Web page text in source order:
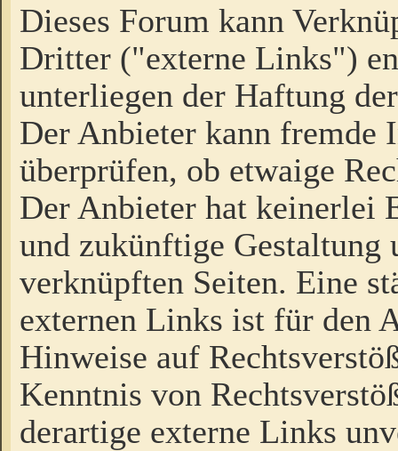
Dieses Forum kann
Dritter ("externe Links")
unterliegen der Haftung
Der Anbieter kann fremde
überprüfen, ob etwaige
Der Anbieter hat keinerlei
und zukünftige Gestaltung
verknüpften Seiten. Eine
externen Links ist für den
Hinweise auf
Kenntnis von
derartige externe Links